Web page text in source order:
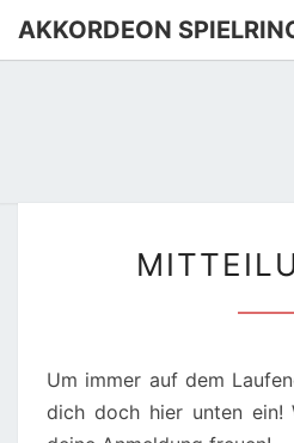
AKKORDEON
Um immer auf dem
dich doch hier unten ein!